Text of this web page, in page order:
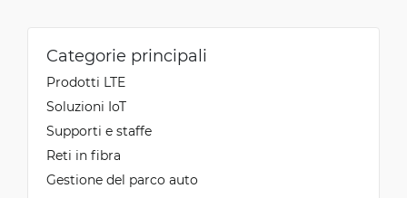
Categorie principali
Prodotti LTE
Soluzioni IoT
Supporti e staffe
Reti in fibra
Gestione del parco auto